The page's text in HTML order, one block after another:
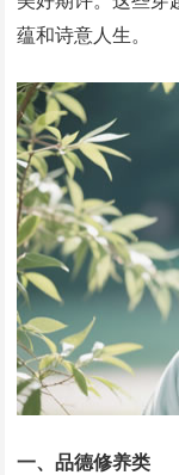
蕴和诗意人生。
一、品德修养类